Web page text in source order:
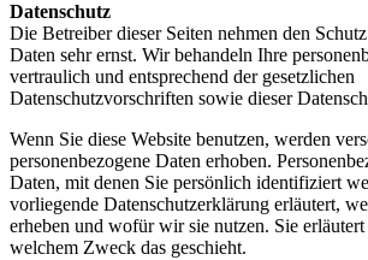
Datenschutz
Die Betreiber dieser Seiten nehmen den
Daten sehr ernst. Wir behandeln Ihre
vertraulich und entsprechend der gesetzlichen
Datenschutzvorschriften sowie dieser
Wenn Sie diese Website benutzen, werden
personenbezogene Daten erhoben.
Daten, mit denen Sie persönlich identifiziert
vorliegende Datenschutzerklärung erläutert,
erheben und wofür wir sie nutzen. Sie
welchem Zweck das geschieht.